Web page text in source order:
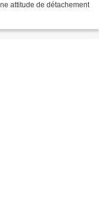
attitude de détachement